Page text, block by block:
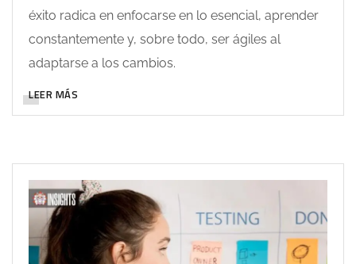
éxito radica en enfocarse en lo esencial, aprender
constantemente y, sobre todo, ser ágiles al
adaptarse a los cambios.
LEER MÁS